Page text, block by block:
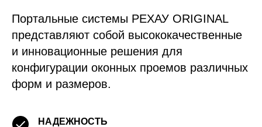
Портальные системы РЕХАУ ORIGINAL
представляют собой высококачественные
и инновационные решения для
конфигурации оконных проемов различных
форм и размеров.
НАДЕЖНОСТЬ